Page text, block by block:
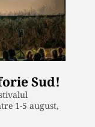
Sud!
1-5 august,